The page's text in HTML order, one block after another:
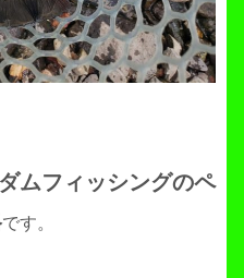
ムフィッシングのペ
です。